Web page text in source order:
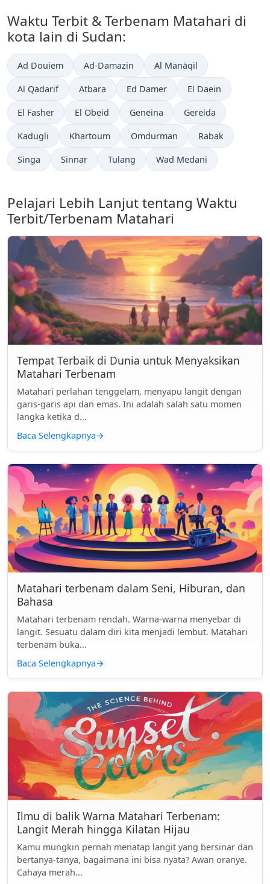
Waktu Terbit & Terbenam Matahari di
kota lain di Sudan:
Ad Douiem Ad-Damazin Al Manāqil
Al Qadarif Atbara Ed Damer El Daein
El Fasher El Obeid Geneina Gereida
Kadugli Khartoum Omdurman Rabak
Singa Sinnar Tulang Wad Medani
Pelajari Lebih Lanjut tentang Waktu
Terbit/Terbenam Matahari
Tempat Terbaik di Dunia untuk Menyaksikan
Matahari Terbenam
Matahari perlahan tenggelam, menyapu langit dengan
garis-garis api dan emas. Ini adalah salah satu momen
langka ketika d...
Baca Selengkapnya→
Matahari terbenam dalam Seni, Hiburan, dan
Bahasa
Matahari terbenam rendah. Warna-warna menyebar di
langit. Sesuatu dalam diri kita menjadi lembut. Matahari
terbenam buka...
Baca Selengkapnya→
Ilmu di balik Warna Matahari Terbenam:
Langit Merah hingga Kilatan Hijau
Kamu mungkin pernah menatap langit yang bersinar dan
bertanya-tanya, bagaimana ini bisa nyata? Awan oranye.
Cahaya merah...